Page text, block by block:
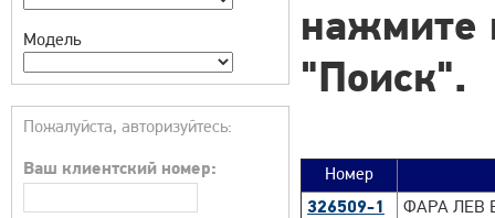
Модель
Пожалуйста, авторизуйтесь:
Ваш клиентский номер:
нажмите
"Поиск".
Номер
326509-1
ФАРА ЛЕВ В